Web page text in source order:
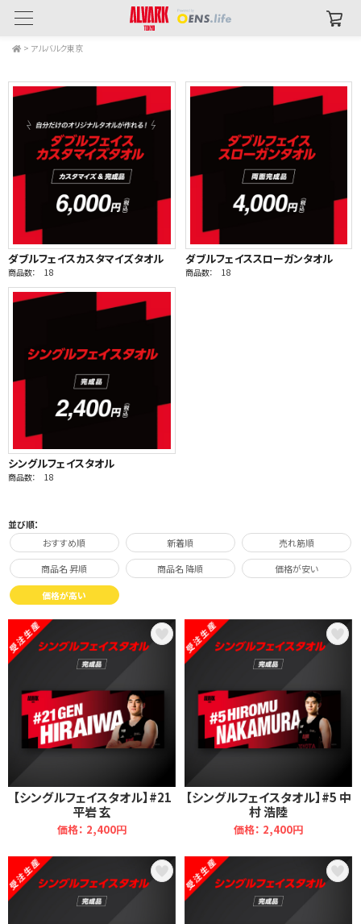
> アルバルク東京
ダブルフェイスカスタマイズタオル
商品数： 18
ダブルフェイススローガンタオル
商品数： 18
シングルフェイスタオル
商品数： 18
並び順：
おすすめ順
新着順 売れ筋順
商品名 昇順 商品名 降順 価格が安い
価格が高い
【シングルフェイスタオル】#21
平岩 玄
価格： 2,400円
【シングルフェイスタオル】#5 中
村 浩陸
価格： 2,400円